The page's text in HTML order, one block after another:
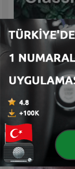
Classic